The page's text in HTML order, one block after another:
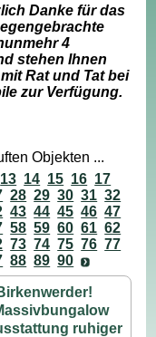
Danke für das
4
stehen Ihnen
Rat und Tat bei
zur Verfügung.
Objekten ...
13 14 15 16 17
28 29 30 31 32
43 44 45 46 47
58 59 60 61 62
73 74 75 76 77
88 89 90
ruhiger